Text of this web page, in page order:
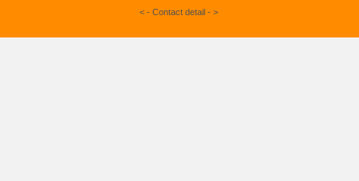
< - Contact detail - >